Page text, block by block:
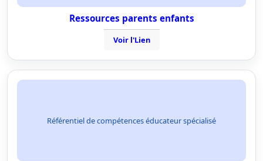
Ressources parents enfants
Voir l'Lien
Référentiel de compétences éducateur spécialisé